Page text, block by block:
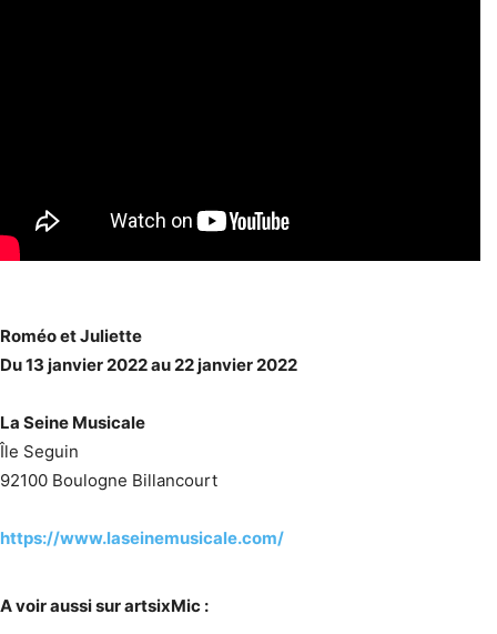
Roméo et Juliette
Du 13 janvier 2022 au 22 janvier 2022
La Seine Musicale
Île Seguin
92100 Boulogne Billancourt
https://www.laseinemusicale.com/
A voir aussi sur artsixMic :